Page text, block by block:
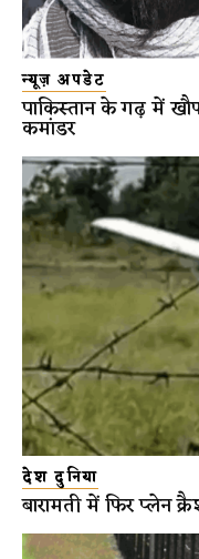
न्यूज़ अपडेट
पाकिस्तान के गढ़ में
कमांडर
देश दुनिया
बारामती में फिर प्लेन